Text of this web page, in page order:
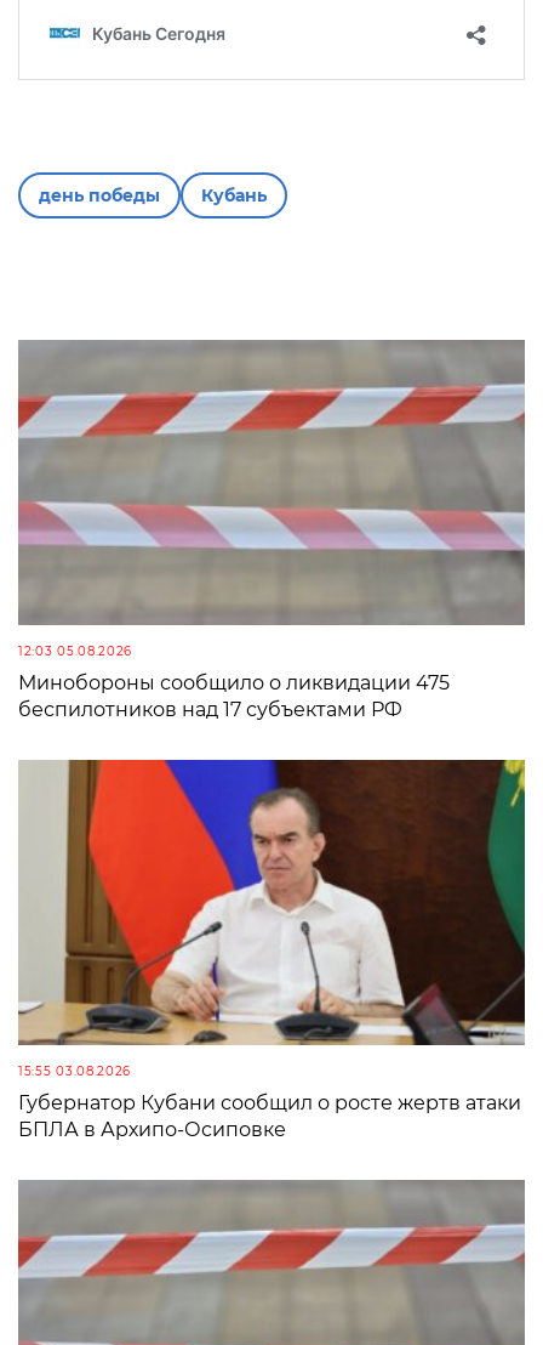
день победы Кубань
12:03 05.08.2026
Минобороны сообщило о ликвидации 475
беспилотников над 17 субъектами РФ
15:55 03.08.2026
Губернатор Кубани сообщил о росте жертв атаки
БПЛА в Архипо-Осиповке